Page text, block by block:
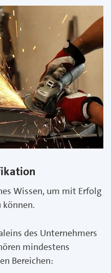
Wissen, um mit Erfolg
des Unternehmers
mindestens
Bereichen: